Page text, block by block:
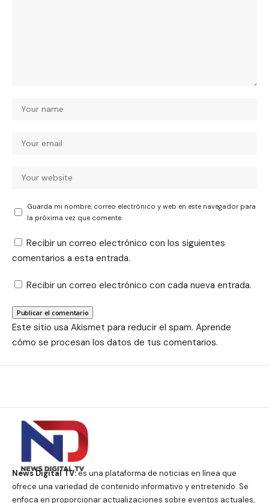
Guarda mi nombre, correo electrónico y web en este navegador para
la próxima vez que comente.
Recibir un correo electrónico con los siguientes
comentarios a esta entrada.
Recibir un correo electrónico con cada nueva entrada.
Este sitio usa Akismet para reducir el spam. Aprende
cómo se procesan los datos de tus comentarios.
News Digital TV:es una plataforma de noticias en línea que
ofrece una variedad de contenido informativo y entretenido. Se
enfoca en proporcionar actualizaciones sobre eventos actuales,